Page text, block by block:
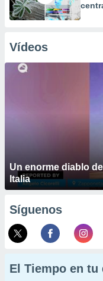
Vídeos
Un enorme diablo
Italia
Síguenos
El Tiempo en tu